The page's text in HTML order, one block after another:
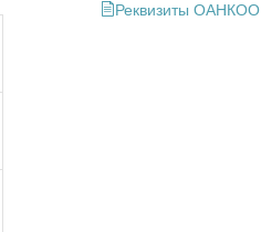
Реквизиты ОАНКОО